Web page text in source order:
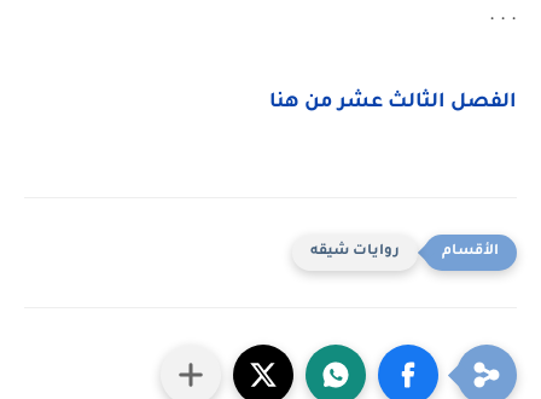
. . .
الفصل الثالث عشر من هنا
روايات شيقه